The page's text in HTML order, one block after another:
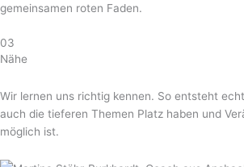
gemeinsamen roten Faden.
03
Nähe
Wir lernen uns richtig kennen. So entsteht
auch die tieferen Themen Platz haben und
möglich ist.